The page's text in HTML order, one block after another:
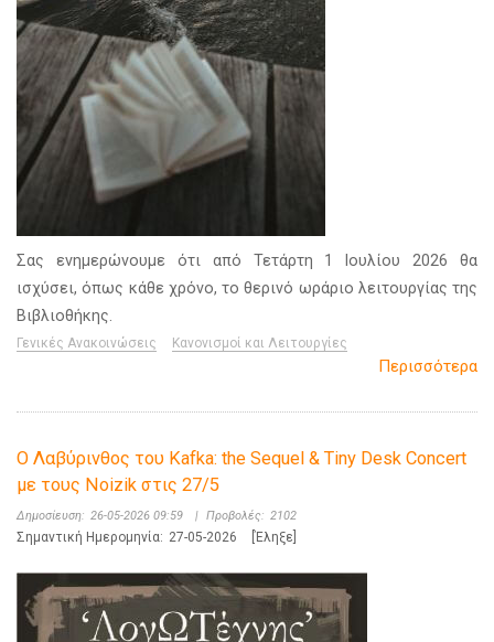
Σας ενημερώνουμε ότι από Τετάρτη 1 Ιουλίου 2026 θα
ισχύσει, όπως κάθε χρόνο, το θερινό ωράριο λειτουργίας της
Βιβλιοθήκης.
Γενικές Ανακοινώσεις Κανονισμοί και Λειτουργίες
Περισσότερα
Ο Λαβύρινθος του Kafka: the Sequel & Tiny Desk Concert
με τους Noizik στις 27/5
Δημοσίευση: 26-05-2026 09:59 | Προβολές: 2102
Σημαντική Ημερομηνία: 27-05-2026 [Έληξε]